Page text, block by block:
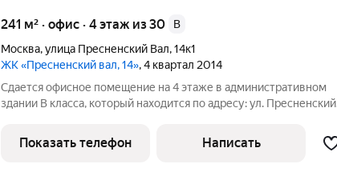
241 м² · офис · 4 этаж из 30
B
Москва,улица Пресненский Вал,14к1
ЖК «Пресненский вал, 14», 4 квартал 2014
Сдается офисное помещение на 4 этаже в административном
здании В класса, который находится по адресу: ул. Пресненский
доступность от станций метро Улица 1905 года, Белорусская.
Удобный
Показать телефон Написать